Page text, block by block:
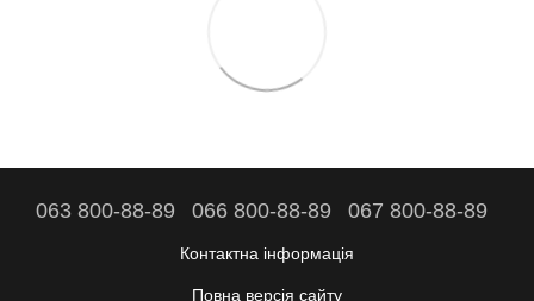
063 800-88-89 066 800-88-89 067 800-88-89
Контактна інформація
Повна версія сайту